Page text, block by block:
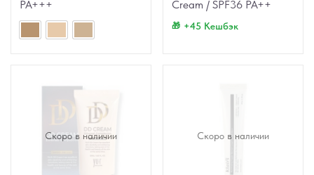
PA+++
Cream / SPF36 PA++
+45 Кешбэк
Скоро в наличии Скоро в наличии